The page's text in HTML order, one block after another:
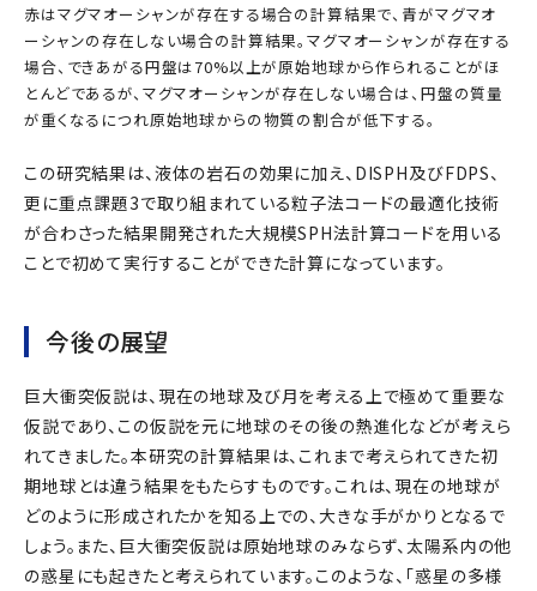
赤はマグマオーシャンが存在する場合の計算結果で、青がマグマオ
ーシャンの存在しない場合の計算結果。マグマオーシャンが存在する
場合、できあがる円盤は70%以上が原始地球から作られることがほ
とんどであるが、マグマオーシャンが存在しない場合は、円盤の質量
が重くなるにつれ原始地球からの物質の割合が低下する。
この研究結果は、液体の岩石の効果に加え、DISPH及びFDPS、
更に重点課題3で取り組まれている粒子法コードの最適化技術
が合わさった結果開発された大規模SPH法計算コードを用いる
ことで初めて実行することができた計算になっています。
今後の展望
巨大衝突仮説は、現在の地球及び月を考える上で極めて重要な
仮説であり、この仮説を元に地球のその後の熱進化などが考えら
れてきました。本研究の計算結果は、これまで考えられてきた初
期地球とは違う結果をもたらすものです。これは、現在の地球が
どのように形成されたかを知る上での、大きな手がかりとなるで
しょう。また、巨大衝突仮説は原始地球のみならず、太陽系内の他
の惑星にも起きたと考えられています。このような、「惑星の多様